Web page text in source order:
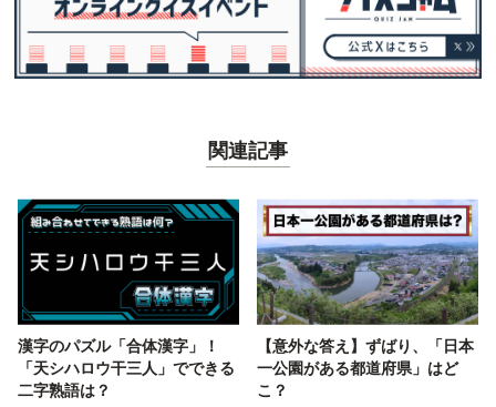
関連記事
漢字のパズル「合体漢字」！
「天シハロウ干三人」でできる
二字熟語は？
【意外な答え】ずばり、「日本
一公園がある都道府県」はど
こ？